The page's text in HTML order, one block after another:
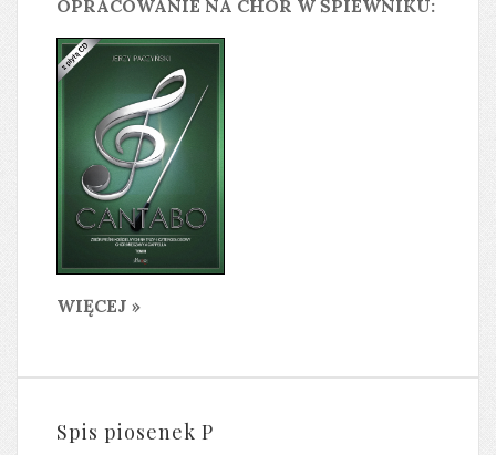
OPRACOWANIE NA CHÓR W ŚPIEWNIKU:
WIĘCEJ »
Spis piosenek P